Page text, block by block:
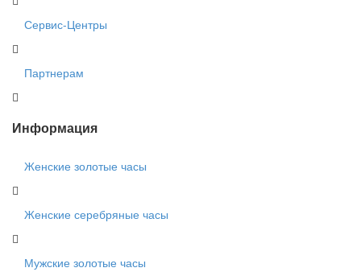
Сервис-Центры
Партнерам
Информация
Женские золотые часы
Женские серебряные часы
Мужские золотые часы